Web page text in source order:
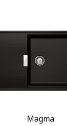
Magma